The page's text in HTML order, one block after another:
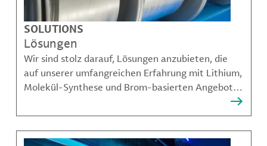
SOLUTIONS
Lösungen
Wir sind stolz darauf, Lösungen anzubieten, die
auf unserer umfangreichen Erfahrung mit Lithium,
Molekül-Synthese und Brom-basierten Angeboten
komplexe Herausforderungen zu bewältigen.